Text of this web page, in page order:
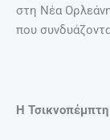
στη Νέα
που
Η